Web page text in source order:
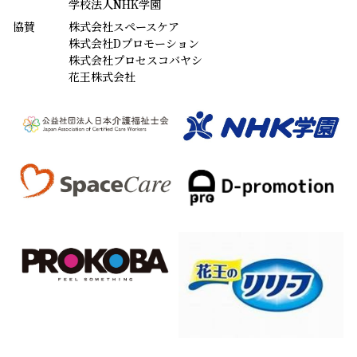
学校法人NHK学園
協賛
株式会社スペースケア
株式会社Dプロモーション
株式会社プロセスコバヤシ
花王株式会社